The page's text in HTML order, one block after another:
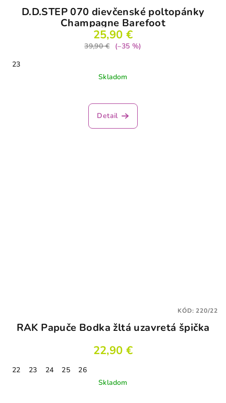
D.D.STEP 070 dievčenské poltopánky
Champagne Barefoot
25,90 €
39,90 €
(–35 %)
23
Skladom
Detail
RAK Papuče Bodka žltá uzavretá špička
22,90 €
22 23 24 25
26
Skladom
KÓD:220/22